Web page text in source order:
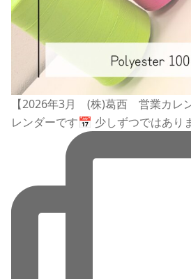
【2026年3月 (株)葛西 営業カレ
レンダーです📅 少しずつではあり